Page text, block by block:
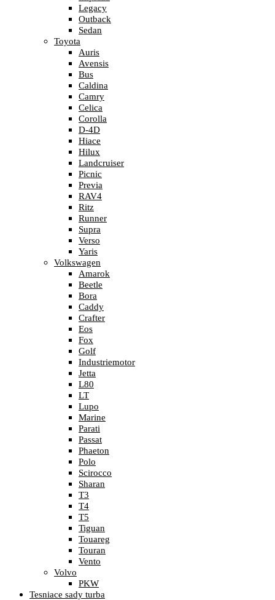
Legacy
Outback
Sedan
Toyota
Auris
Avensis
Bus
Caldina
Camry
Celica
Corolla
D-4D
Hiace
Hilux
Landcruiser
Picnic
Previa
RAV4
Ritz
Runner
Supra
Verso
Yaris
Volkswagen
Amarok
Beetle
Bora
Caddy
Crafter
Eos
Fox
Golf
Industriemotor
Jetta
L80
LT
Lupo
Marine
Parati
Passat
Phaeton
Polo
Scirocco
Sharan
T3
T4
T5
Tiguan
Touareg
Touran
Vento
Volvo
PKW
Tesniace sady turba